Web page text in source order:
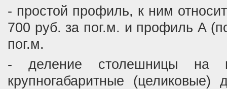
- простой профиль, к ним
700 руб. за пог.м. и профиль А
пог.м.
- деление столешницы на
крупногабаритные